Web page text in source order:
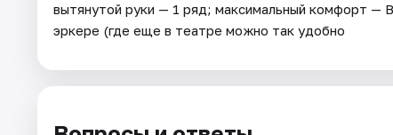
вытянутой руки — 1 ряд; максимальный комфорт —
эркере (где еще в театре можно так удобно